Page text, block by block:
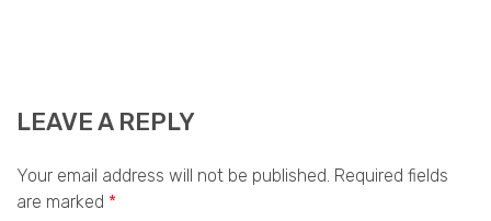
LEAVE A REPLY
Your email address will not be published. Required fields
are marked *